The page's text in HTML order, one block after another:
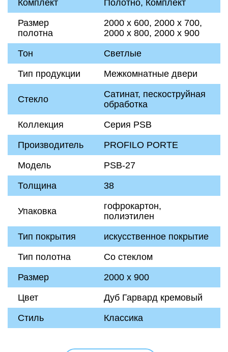
Комплект
Полотно, Комплект
Размер
полотна
2000 х 600, 2000 х 700,
2000 х 800, 2000 х 900
Тон
Светлые
Тип продукции
Межкомнатные двери
Стекло
Сатинат, пескоструйная
обработка
Коллекция
Серия PSB
Производитель
PROFILO PORTE
Модель
PSB-27
Толщина
38
Упаковка
гофрокартон,
полиэтилен
Тип покрытия
искусственное покрытие
Тип полотна
Со стеклом
Размер
2000 х 900
Цвет
Дуб Гарвард кремовый
Стиль
Классика